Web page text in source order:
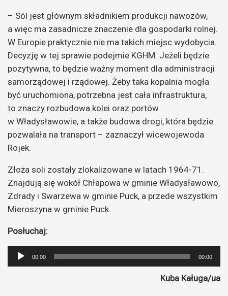
– Sól jest głównym składnikiem produkcji nawozów,
a więc ma zasadnicze znaczenie dla gospodarki rolnej.
W Europie praktycznie nie ma takich miejsc wydobycia.
Decyzję w tej sprawie podejmie KGHM. Jeżeli będzie
pozytywna, to będzie ważny moment dla administracji
samorządowej i rządowej. Żeby taka kopalnia mogła
być uruchomiona, potrzebna jest cała infrastruktura,
to znaczy rozbudowa kolei oraz portów
w Władysławowie, a także budowa drogi, która będzie
pozwalała na transport – zaznaczył wicewojewoda
Rojek.
Złoża soli zostały zlokalizowane w latach 1964-71.
Znajdują się wokół Chłapowa w gminie Władysławowo,
Zdrady i Swarzewa w gminie Puck, a przede wszystkim
Mieroszyna w gminie Puck.
Posłuchaj:
Odtwarzacz
plików
00:00 00:00
Kuba Kaługa/ua